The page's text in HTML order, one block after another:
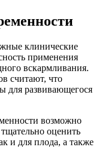
клинические
применения
вскармливания.
считают, что
для развивающегося
возможно
оценить
и для плода, а также